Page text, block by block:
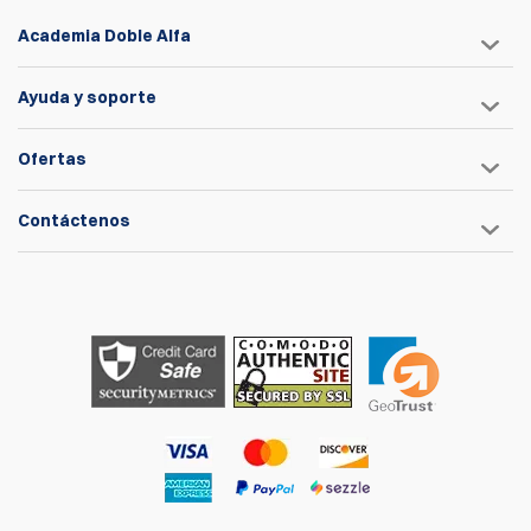
Academia Doble Alfa
Ayuda y soporte
Ofertas
Contáctenos